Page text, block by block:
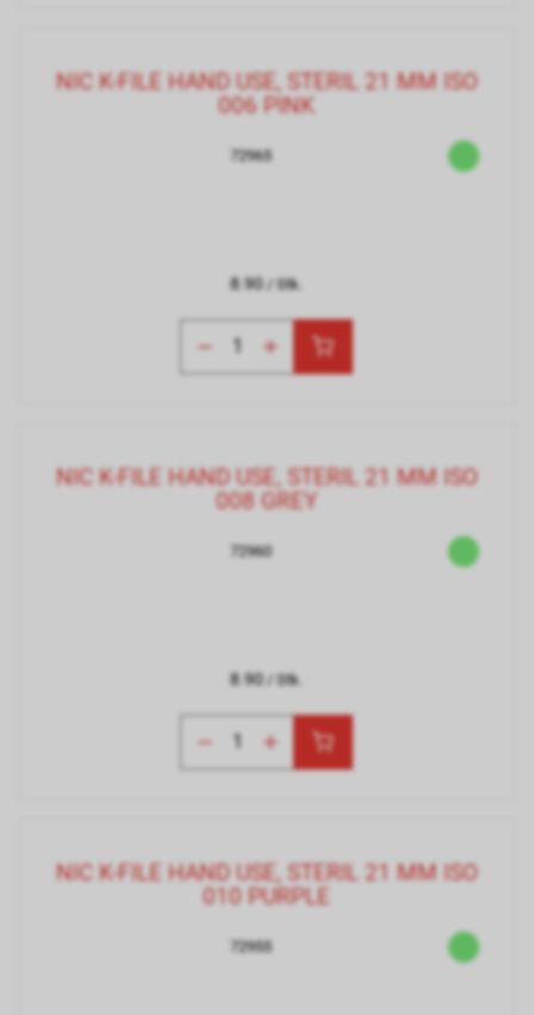
NIC K-FILE HAND USE, STERIL 21 MM ISO
006 PINK
72965
8.90/ Stk.
NIC K-FILE HAND USE, STERIL 21 MM ISO
008 GREY
72960
8.90/ Stk.
NIC K-FILE HAND USE, STERIL 21 MM ISO
010 PURPLE
72955